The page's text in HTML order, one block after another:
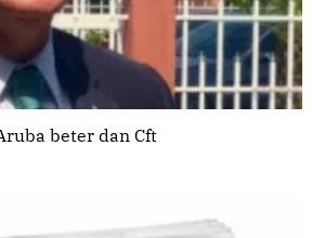
beter dan Cft